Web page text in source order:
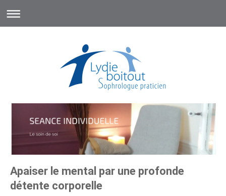
Apaiser le mental par une profonde
détente corporelle